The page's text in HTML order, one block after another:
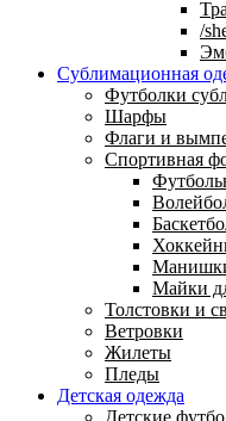
/
Сублимационная
Футболки
Шарфы
Флаги и
Спортивная
Майки
Толстовки и
Ветровки
Жилеты
Пледы
Детская одежда
Детские